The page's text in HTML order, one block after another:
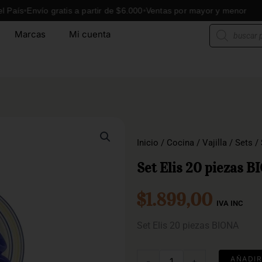
gratis a partir de $6.000 Ventas por mayor y menor
Marcas Mi cuenta
Búsqueda
Inicio / Cocina / Vajilla / Sets /
Set Elis 20 piezas
$1.899,00 IVA INC